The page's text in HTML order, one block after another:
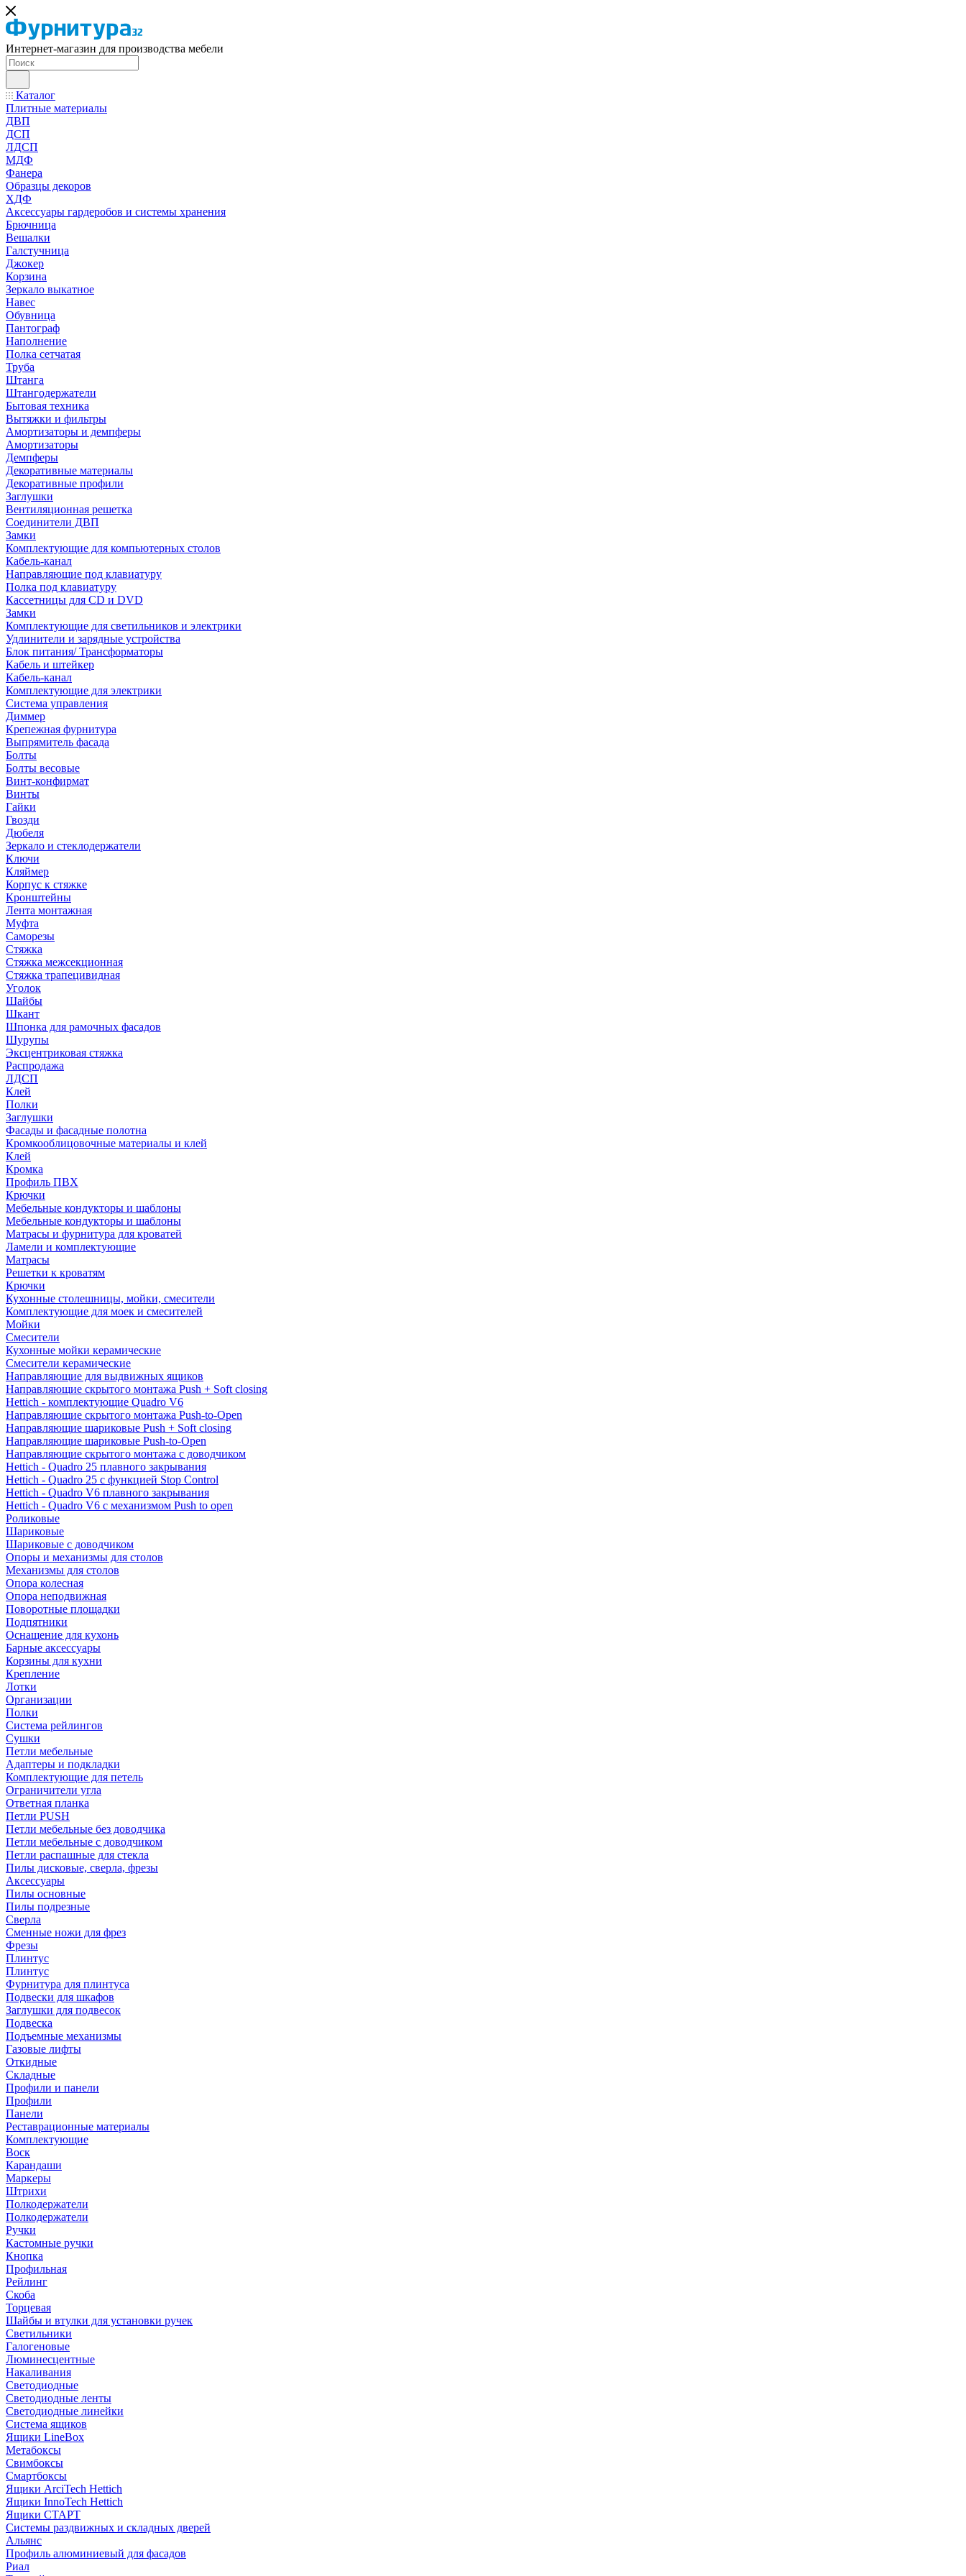
Интернет-магазин для производства мебели
Каталог
Плитные материалы
ДВП
ДСП
ЛДСП
МДФ
Фанера
Образцы декоров
ХДФ
Аксессуары гардеробов и системы хранения
Брючница
Вешалки
Галстучница
Джокер
Корзина
Зеркало выкатное
Навес
Обувница
Пантограф
Наполнение
Полка сетчатая
Труба
Штанга
Штангодержатели
Бытовая техника
Вытяжки и фильтры
Амортизаторы и демпферы
Амортизаторы
Демпферы
Декоративные материалы
Декоративные профили
Заглушки
Вентиляционная решетка
Соединители ДВП
Замки
Комплектующие для компьютерных столов
Кабель-канал
Направляющие под клавиатуру
Полка под клавиатуру
Кассетницы для CD и DVD
Замки
Комплектующие для светильников и электрики
Удлинители и зарядные устройства
Блок питания/ Трансформаторы
Кабель и штейкер
Кабель-канал
Комплектующие для электрики
Система управления
Диммер
Крепежная фурнитура
Выпрямитель фасада
Болты
Болты весовые
Винт-конфирмат
Винты
Гайки
Гвозди
Дюбеля
Зеркало и стеклодержатели
Ключи
Кляймер
Корпус к стяжке
Кронштейны
Лента монтажная
Муфта
Саморезы
Стяжка
Стяжка межсекционная
Стяжка трапецивидная
Уголок
Шайбы
Шкант
Шпонка для рамочных фасадов
Шурупы
Эксцентриковая стяжка
Распродажа
ЛДСП
Клей
Полки
Заглушки
Фасады и фасадные полотна
Кромкооблицовочные материалы и клей
Клей
Кромка
Профиль ПВХ
Крючки
Мебельные кондукторы и шаблоны
Мебельные кондукторы и шаблоны
Матрасы и фурнитура для кроватей
Ламели и комплектующие
Матрасы
Решетки к кроватям
Крючки
Кухонные столешницы, мойки, смесители
Комплектующие для моек и смесителей
Мойки
Смесители
Кухонные мойки керамические
Смесители керамические
Направляющие для выдвижных ящиков
Направляющие скрытого монтажа Push + Soft closing
Hettich - комплектующие Quadro V6
Направляющие скрытого монтажа Push-to-Open
Направляющие шариковые Push + Soft closing
Направляющие шариковые Push-to-Open
Направляющие скрытого монтажа с доводчиком
Hettich - Quadro 25 плавного закрывания
Hettich - Quadro 25 с функцией Stop Control
Hettich - Quadro V6 плавного закрывания
Hettich - Quadro V6 с механизмом Push to open
Роликовые
Шариковые
Шариковые с доводчиком
Опоры и механизмы для столов
Механизмы для столов
Опора колесная
Опора неподвижная
Поворотные площадки
Подпятники
Оснащение для кухонь
Барные аксессуары
Корзины для кухни
Крепление
Лотки
Организации
Полки
Система рейлингов
Сушки
Петли мебельные
Адаптеры и подкладки
Комплектующие для петель
Ограничители угла
Ответная планка
Петли PUSH
Петли мебельные без доводчика
Петли мебельные с доводчиком
Петли распашные для стекла
Пилы дисковые, сверла, фрезы
Аксессуары
Пилы основные
Пилы подрезные
Сверла
Сменные ножи для фрез
Фрезы
Плинтус
Плинтус
Фурнитура для плинтуса
Подвески для шкафов
Заглушки для подвесок
Подвеска
Подъемные механизмы
Газовые лифты
Откидные
Складные
Профили и панели
Профили
Панели
Реставрационные материалы
Комплектующие
Воск
Карандаши
Маркеры
Штрихи
Полкодержатели
Полкодержатели
Ручки
Кастомные ручки
Кнопка
Профильная
Рейлинг
Скоба
Торцевая
Шайбы и втулки для установки ручек
Светильники
Галогеновые
Люминесцентные
Накаливания
Светодиодные
Светодиодные ленты
Светодиодные линейки
Система ящиков
Ящики LineBox
Метабоксы
Свимбоксы
Смартбоксы
Ящики ArciTech Hettich
Ящики InnoTech Hettich
Ящики СТАРТ
Системы раздвижных и складных дверей
Альянс
Профиль алюминиевый для фасадов
Риал